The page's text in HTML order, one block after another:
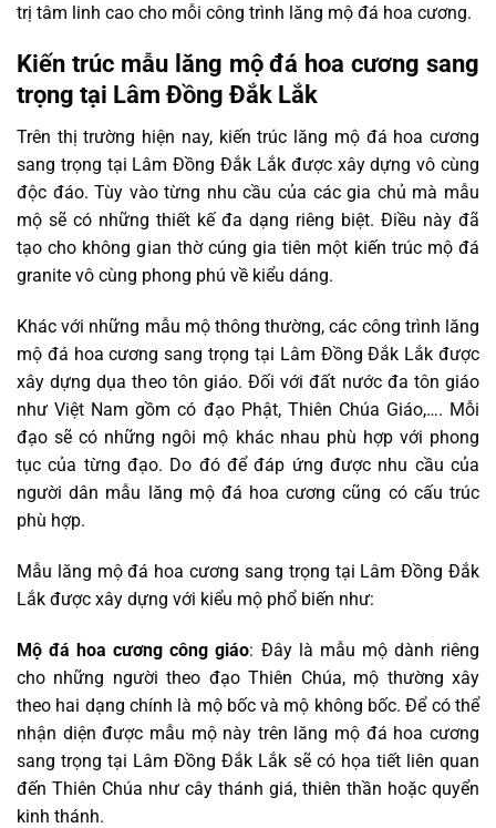
trị tâm linh cao cho mỗi công trình lăng mộ đá hoa cương.
Kiến trúc mẫu lăng mộ đá hoa cương sang
trọng tại Lâm Đồng Đắk Lắk
Trên thị trường hiện nay, kiến trúc lăng mộ đá hoa cương
sang trọng tại Lâm Đồng Đắk Lắk được xây dựng vô cùng
độc đáo. Tùy vào từng nhu cầu của các gia chủ mà mẫu
mộ sẽ có những thiết kế đa dạng riêng biệt. Điều này đã
tạo cho không gian thờ cúng gia tiên một kiến trúc mộ đá
granite vô cùng phong phú về kiểu dáng.
Khác với những mẫu mộ thông thường, các công trình lăng
mộ đá hoa cương sang trọng tại Lâm Đồng Đắk Lắk được
xây dựng dụa theo tôn giáo. Đối với đất nước đa tôn giáo
như Việt Nam gồm có đạo Phật, Thiên Chúa Giáo,…. Mỗi
đạo sẽ có những ngôi mộ khác nhau phù hợp với phong
tục của từng đạo. Do đó để đáp ứng được nhu cầu của
người dân mẫu lăng mộ đá hoa cương cũng có cấu trúc
phù hợp.
Mẫu lăng mộ đá hoa cương sang trọng tại Lâm Đồng Đắk
Lắk được xây dựng với kiểu mộ phổ biến như:
Mộ đá hoa cương công giáo: Đây là mẫu mộ dành riêng
cho những người theo đạo Thiên Chúa, mộ thường xây
theo hai dạng chính là mộ bốc và mộ không bốc. Để có thể
nhận diện được mẫu mộ này trên lăng mộ đá hoa cương
sang trọng tại Lâm Đồng Đắk Lắk sẽ có họa tiết liên quan
đến Thiên Chúa như cây thánh giá, thiên thần hoặc quyển
kinh thánh.